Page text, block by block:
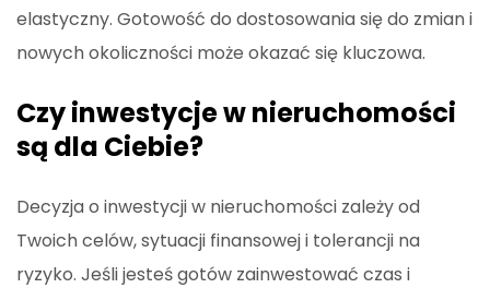
elastyczny. Gotowość do dostosowania się do zmian i
nowych okoliczności może okazać się kluczowa.
Czy inwestycje w nieruchomości
są dla Ciebie?
Decyzja o inwestycji w nieruchomości zależy od
Twoich celów, sytuacji finansowej i tolerancji na
ryzyko. Jeśli jesteś gotów zainwestować czas i